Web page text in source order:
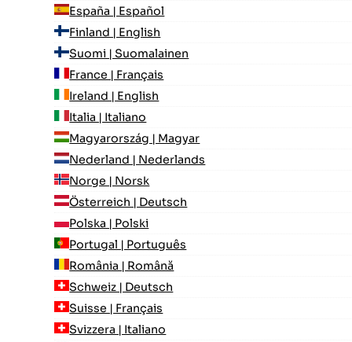
España | Español
Finland | English
Suomi | Suomalainen
France | Français
Ireland | English
Italia | Italiano
Magyarország | Magyar
Nederland | Nederlands
Norge | Norsk
Österreich | Deutsch
Polska | Polski
Portugal | Português
România | Română
Schweiz | Deutsch
Suisse | Français
Svizzera | Italiano